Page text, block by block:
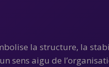
la structure, la
sens aigu de